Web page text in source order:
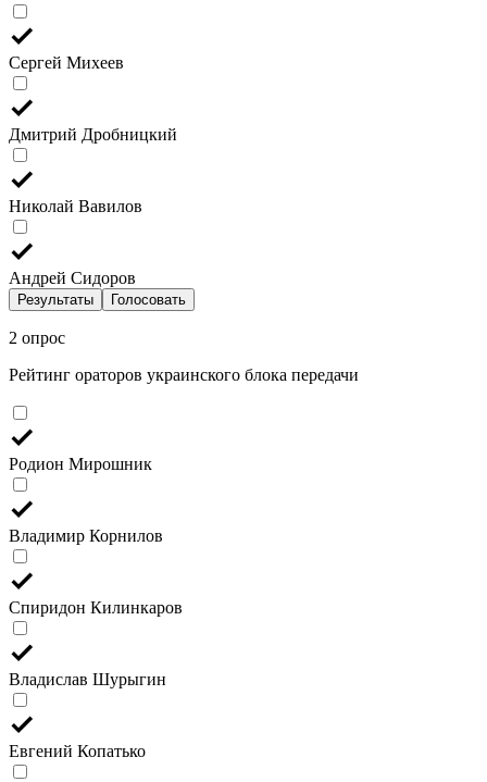
Сергей Михеев
Дмитрий Дробницкий
Николай Вавилов
Андрей Сидоров
Результаты Голосовать
2 опрос
Рейтинг ораторов украинского блока передачи
Родион Мирошник
Владимир Корнилов
Спиридон Килинкаров
Владислав Шурыгин
Евгений Копатько